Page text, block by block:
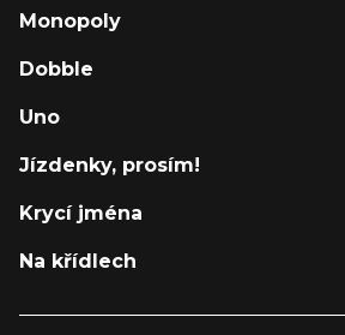
Monopoly
Dobble
Uno
Jízdenky, prosím!
Krycí jména
Na křídlech